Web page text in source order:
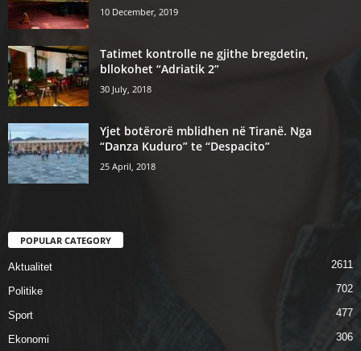
10 December, 2019
Tatimet kontrolle ne gjithe bregdetin,
bllokohet “Adriatik 2”
30 July, 2018
Yjet botërorë mblidhen në Tiranë. Nga
“Danza Kuduro” te “Despacito”
25 April, 2018
POPULAR CATEGORY
Aktualitet 2611
Politike 702
Sport 477
Ekonomi 306